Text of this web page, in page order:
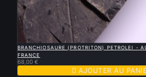
APERÇU RAPIDE
BRANCHIOSAURE (PROTRITON) PETROLEI -
FRANCE
68,00 €
 AJOUTER AU